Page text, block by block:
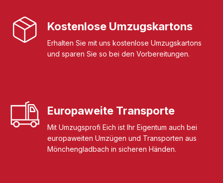
Kostenlose Umzugskartons
Erhalten Sie mit uns kostenlose Umzugskartons
und sparen Sie so bei den Vorbereitungen.
Europaweite Transporte
Mit Umzugsprofi Eich ist Ihr Eigentum auch bei
europaweiten Umzügen und Transporten aus
Mönchengladbach in sicheren Händen.